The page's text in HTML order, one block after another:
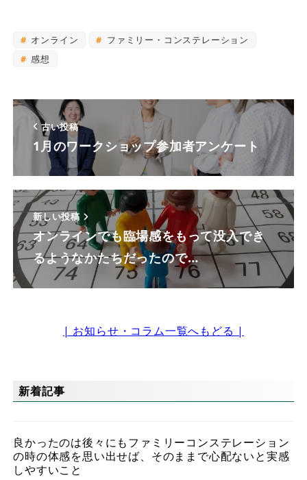
オンライン
ファミリー・コンステレーション
感想
古い投稿
1月のワークショップ参加者アンケート
新しい投稿
オンラインでも臨場感をもって没入でき
るようなかたちだったので…
| お知らせ・コラム一覧へもどる |
新着記事
良かったのは後々にもファミリーコンステレーション
の時の体感を思い出せば、そのままで心配ないと実感
しやすいこと